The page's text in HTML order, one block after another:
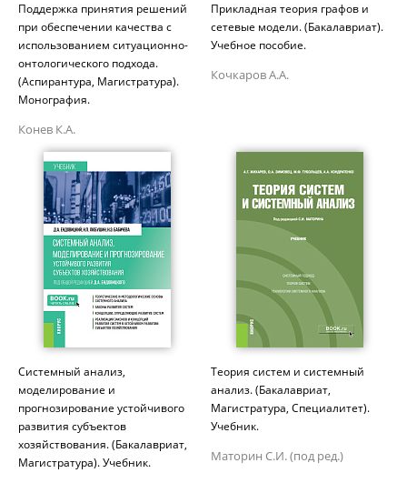
Поддержка принятия решений
при обеспечении качества с
использованием ситуационно-
онтологического подхода.
(Аспирантура, Магистратура).
Монография.
Конев К.А.
Прикладная теория графов и
сетевые модели. (Бакалавриат).
Учебное пособие.
Кочкаров А.А.
Системный анализ,
моделирование и
прогнозирование устойчивого
развития субъектов
хозяйствования. (Бакалавриат,
Магистратура). Учебник.
Теория систем и системный
анализ. (Бакалавриат,
Магистратура, Специалитет).
Учебник.
Маторин С.И. (под ред.)